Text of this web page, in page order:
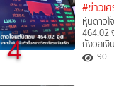
4
#ข่าวเ
หุ้นดาว
464.02
กังวลเงิ
90